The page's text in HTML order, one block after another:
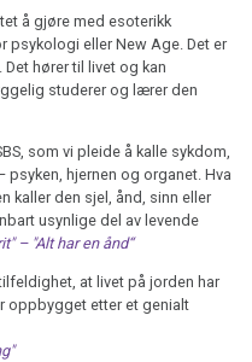
å gjøre med esoterikk
psykologi eller New Age. Det er
hører til livet og kan
studerer og lærer den
som vi pleide å kalle sykdom,
hjernen og organet. Hva
kaller den sjel, ånd, sinn eller
usynlige del av levende
– "Alt har en ånd“
at livet på jorden har
oppbygget etter et genialt